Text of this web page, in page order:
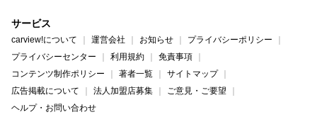
サービス
carview!について 運営会社 お知らせ
プライバシーポリシー
プライバシーセンター
利用規約
免責事項
コンテンツ制作ポリシー
著者一覧
サイトマップ
広告掲載について
法人加盟店募集
ご意見・ご要望
ヘルプ・お問い合わせ